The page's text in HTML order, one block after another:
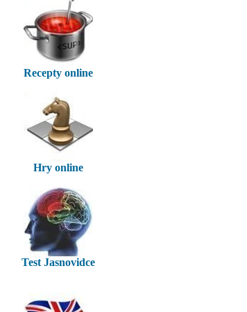
Recepty online
Hry online
Test Jasnovidce